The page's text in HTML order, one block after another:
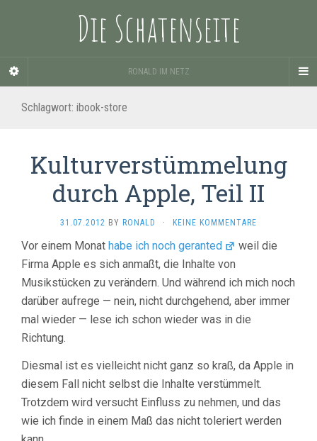
Die Schatenseite
RONALD IM NETZ
Schlagwort: ibook-store
Kulturverstümmelung
durch Apple, Teil II
31.07.2012 BY RONALD · KEINE KOMMENTARE
Vor einem Monat habe ich noch geranted
weil die
Firma Apple es sich anmaßt, die Inhalte von
Musikstücken zu verändern. Und während ich mich noch
darüber aufrege — nein, nicht durchgehend, aber immer
mal wieder — lese ich schon wieder was in die
Richtung.
Diesmal ist es vielleicht nicht ganz so kraß, da Apple in
diesem Fall nicht selbst die Inhalte verstümmelt.
Trotzdem wird versucht Einfluss zu nehmen, und das
wie ich finde in einem Maß das nicht toleriert werden